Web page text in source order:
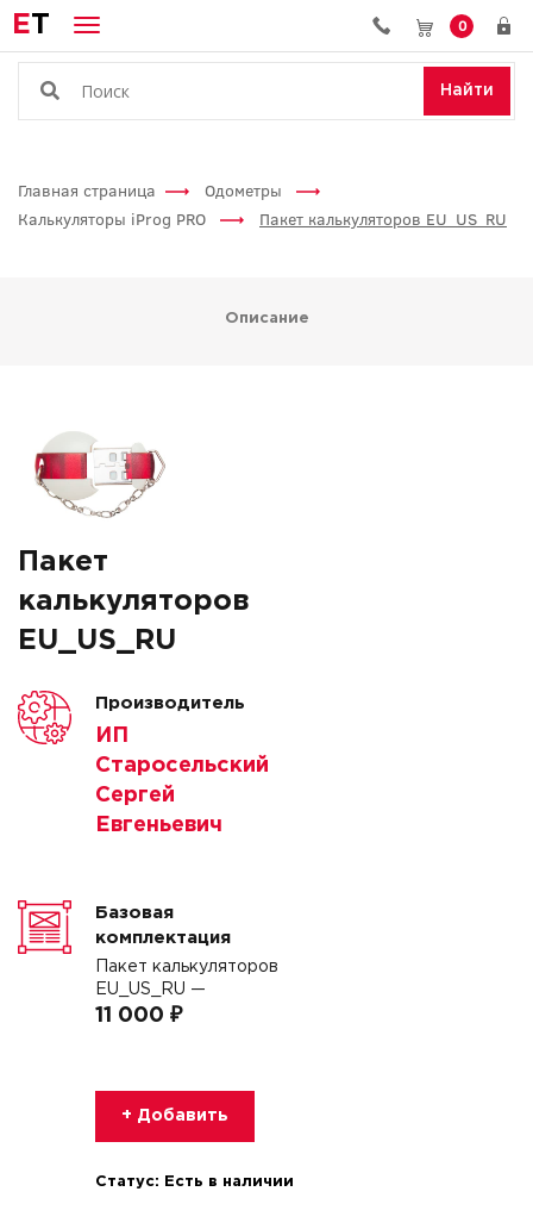
ET 0
Найти
Главная страница
Одометры
Калькуляторы iProg PRO
Пакет калькуляторов EU_US_RU
Описание
Пакет
калькуляторов
EU_US_RU
Производитель
ИП
Старосельский
Сергей
Евгеньевич
Базовая
комплектация
Пакет калькуляторов
EU_US_RU —
11 000 ₽
+ Добавить
Статус: Есть в наличии